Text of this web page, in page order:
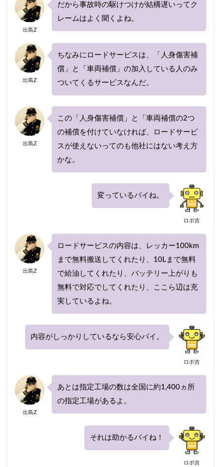
出島Z
だから事故時の駆けつけが結構遅いってク
レームはよく聞くよね。
出島Z
ちなみにロードサービスは、「人身傷害補
償」と「車両補償」の加入している人のみ
ついてくるサービスなんだ。
出島Z
この「人身傷害補償」と「車両補償の2つ
の補償を付けていなければ、ロードサービ
スが使えないってのも他社にはない考え方
かな。
ロボ吉
変っているバイね。
出島Z
ロードサービスの内容は、レッカー100km
まで無料搬送してくれたり、10Lまで無料
で給油してくれたり、バッテリー上がりも
無料で対応でしてくれたり、ここら辺は充
実しているよね。
ロボ吉
内容がしっかりしているなら安心バイ。
出島Z
あとは指定工場の数は全国に約1,400ヵ所
の指定工場があるよ。
ロボ吉
それは助かるバイね！